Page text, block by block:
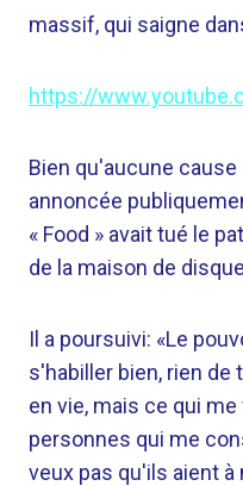
massif, qui saigne
https://
Bien qu'aucune
annoncée
« Food » avait tué le
de la maison de
Il a poursuivi: «Le
s'habiller bien, rien
en vie, mais ce qui
personnes qui me
veux pas qu'ils aient à